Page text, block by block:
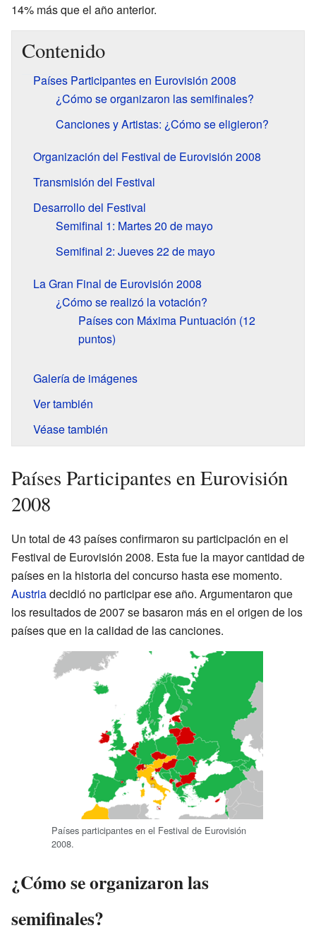
14% más que el año anterior.
Contenido
Países Participantes en Eurovisión 2008
¿Cómo se organizaron las semifinales?
Canciones y Artistas: ¿Cómo se eligieron?
Organización del Festival de Eurovisión 2008
Transmisión del Festival
Desarrollo del Festival
Semifinal 1: Martes 20 de mayo
Semifinal 2: Jueves 22 de mayo
La Gran Final de Eurovisión 2008
¿Cómo se realizó la votación?
Países con Máxima Puntuación (12
puntos)
Galería de imágenes
Ver también
Véase también
Países Participantes en Eurovisión
2008
Un total de 43 países confirmaron su participación en el
Festival de Eurovisión 2008. Esta fue la mayor cantidad de
países en la historia del concurso hasta ese momento.
Austriadecidió no participar ese año. Argumentaron que
los resultados de 2007 se basaron más en el origen de los
países que en la calidad de las canciones.
Países participantes en el Festival de Eurovisión
2008.
¿Cómo se organizaron las
semifinales?